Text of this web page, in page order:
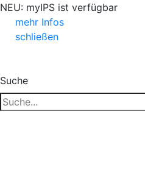
NEU: myIPS ist verfügbar
mehr Infos
schließen
Suche